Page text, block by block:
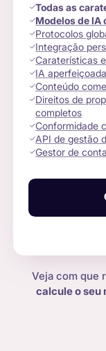
Todas as
Modelos de
Protocolos
Integração
Caraterísticas
IA
Conteúdo
Direitos de
completos
Conformidade
API de gestão
Gestor de
Veja com que
calcule o seu